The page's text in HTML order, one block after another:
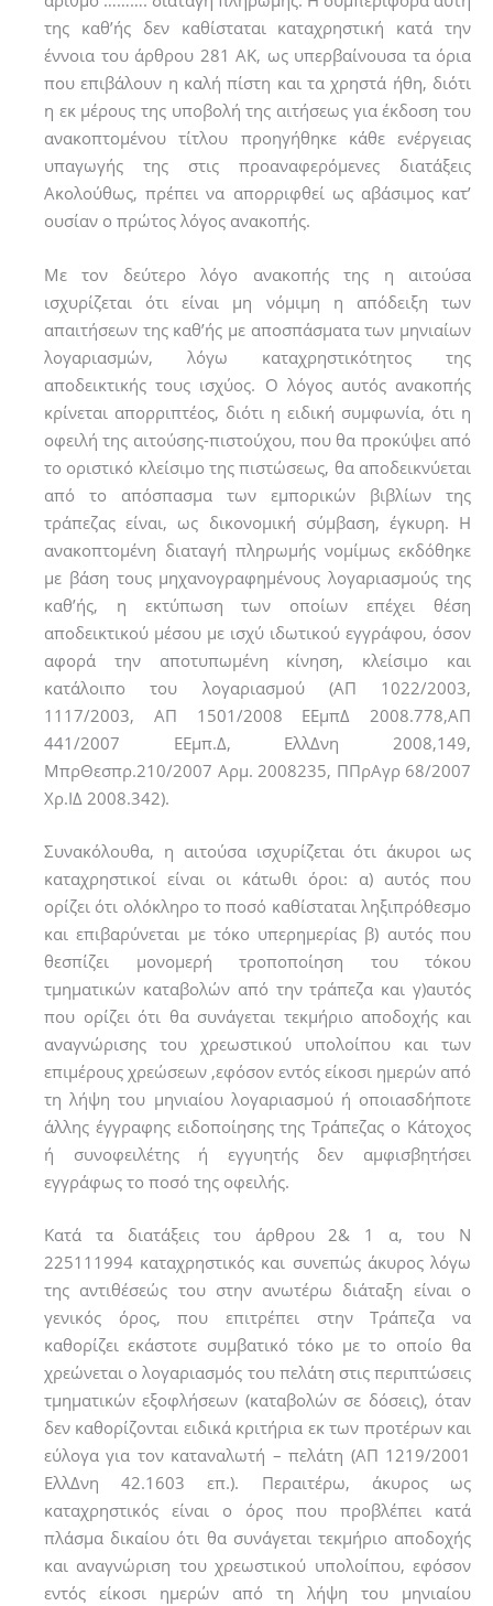
της καθ’ής δεν καθίσταται καταχρηστική κατά την
έννοια του άρθρου 281 ΑΚ, ως υπερβαίνουσα τα όρια
που επιβάλουν η καλή πίστη και τα χρηστά ήθη, διότι
η εκ µέρους της υποβολή της αιτήσεως για έκδοση του
ανακοπτοµένου τίτλου προηγήθηκε κάθε ενέργειας
υπαγωγής της στις προαναφερόµενες διατάξεις
Ακολούθως, πρέπει να απορριφθεί ως αβάσιµος κατ’
ουσίαν ο πρώτος λόγος ανακοπής.
Με τον δεύτερο λόγο ανακοπής της η αιτούσα
ισχυρίζεται ότι είναι µη νόµιµη η απόδειξη των
απαιτήσεων της καθ’ής µε αποσπάσµατα των µηνιαίων
λογαριασµών, λόγω καταχρηστικότητος της
αποδεικτικής τους ισχύος. Ο λόγος αυτός ανακοπής
κρίνεται απορριπτέος, διότι η ειδική συµφωνία, ότι η
οφειλή της αιτούσης-πιστούχου, που θα προκύψει από
το οριστικό κλείσιµο της πιστώσεως, θα αποδεικνύεται
από το απόσπασµα των εµπορικών βιβλίων της
τράπεζας είναι, ως δικονοµική σύµβαση, έγκυρη. Η
ανακοπτοµένη διαταγή πληρωµής νοµίµως εκδόθηκε
µε βάση τους µηχανογραφηµένους λογαριασµούς της
καθ’ής, η εκτύπωση των οποίων επέχει θέση
αποδεικτικού µέσου µε ισχύ ιδωτικού εγγράφου, όσον
αφορά την αποτυπωµένη κίνηση, κλείσιµο και
κατάλοιπο του λογαριασµού (ΑΠ 1022/2003,
1117/2003, ΑΠ 1501/2008 ΕΕµπΔ 2008.778,ΑΠ
441/2007 ΕΕµπ.Δ, ΕλλΔνη 2008,149,
ΜπρΘεσπρ.210/2007 Αρµ. 2008235, ΠΠρΑγρ 68/2007
Χρ.ΙΔ 2008.342).
Συνακόλουθα, η αιτούσα ισχυρίζεται ότι άκυροι ως
καταχρηστικοί είναι οι κάτωθι όροι: α) αυτός που
ορίζει ότι ολόκληρο το ποσό καθίσταται ληξιπρόθεσµο
και επιβαρύνεται µε τόκο υπερηµερίας β) αυτός που
θεσπίζει µονοµερή τροποποίηση του τόκου
τµηµατικών καταβολών από την τράπεζα και γ)αυτός
που ορίζει ότι θα συνάγεται τεκµήριο αποδοχής και
αναγνώρισης του χρεωστικού υπολοίπου και των
επιµέρους χρεώσεων ,εφόσον εντός είκοσι ηµερών από
τη λήψη του µηνιαίου λογαριασµού ή οποιασδήποτε
άλλης έγγραφης ειδοποίησης της Τράπεζας ο Κάτοχος
ή συνοφειλέτης ή εγγυητής δεν αµφισβητήσει
εγγράφως το ποσό της οφειλής.
Κατά τα διατάξεις του άρθρου 2& 1 α, του Ν
225111994 καταχρηστικός και συνεπώς άκυρος λόγω
της αντιθέσεώς του στην ανωτέρω διάταξη είναι ο
γενικός όρος, που επιτρέπει στην Τράπεζα να
καθορίζει εκάστοτε συμβατικό τόκο με το οποίο θα
χρεώνεται ο λογαριασμός του πελάτη στις περιπτώσεις
τμηματικών εξοφλήσεων (καταβολών σε δόσεις), όταν
δεν καθορίζονται ειδικά κριτήρια εκ των προτέρων και
εύλογα για τον καταναλωτή – πελάτη (ΑΠ 1219/2001
ΕλλΔνη 42.1603 επ.). Περαιτέρω, άκυρος ως
καταχρηστικός είναι ο όρος που προβλέπει κατά
πλάσμα δικαίου ότι θα συνάγεται τεκμήριο αποδοχής
και αναγνώριση του χρεωστικού υπολοίπου, εφόσον
εντός είκοσι ημερών από τη λήψη του μηνιαίου